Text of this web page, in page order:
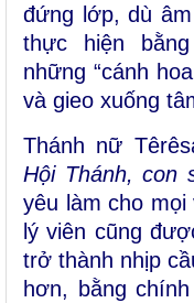
đứng lớp, dù
thực hiện
những “cánh
và gieo xuống
Thánh nữ
Hội Thánh, con
yêu làm cho
lý viên cũng
trở thành nhịp
hơn, bằng